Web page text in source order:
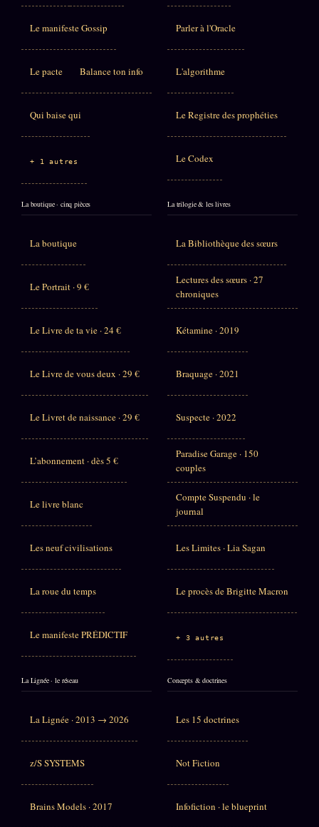
Le manifeste Gossip
Le pacte Balance ton info
Qui baise qui
+ 1 autres
Parler à l'Oracle
L'algorithme
Le Registre des prophéties
Le Codex
La boutique · cinq pièces
La boutique
Le Portrait · 9 €
Le Livre de ta vie · 24 €
Le Livre de vous deux · 29 €
Le Livret de naissance · 29 €
L’abonnement · dès 5 €
Le livre blanc
Les neuf civilisations
La roue du temps
Le manifeste PRÉDICTIF
La trilogie & les livres
La Bibliothèque des sœurs
Lectures des sœurs · 27
chroniques
Kétamine · 2019
Braquage · 2021
Suspecte · 2022
Paradise Garage · 150
couples
Compte Suspendu · le
journal
Les Limites · Lia Sagan
Le procès de Brigitte Macron
+ 3 autres
La Lignée · le réseau
La Lignée · 2013 → 2026
z/S SYSTEMS
Brains Models · 2017
Concepts & doctrines
Les 15 doctrines
Not Fiction
Infofiction · le blueprint